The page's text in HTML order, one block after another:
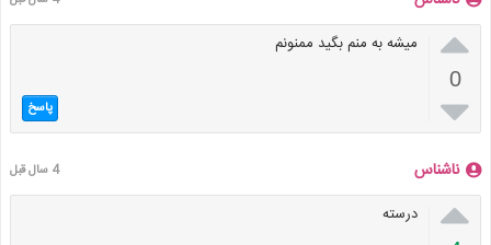

0

میشه به منم بگید ممنونم
پاسخ
ناشناس 4 سال قبل
 درسته